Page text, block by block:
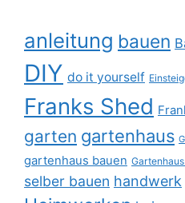
anleitung bauen
DIY do it yourself
Franks Shed
garten gartenhaus
gartenhaus bauen
selber bauen handwerk